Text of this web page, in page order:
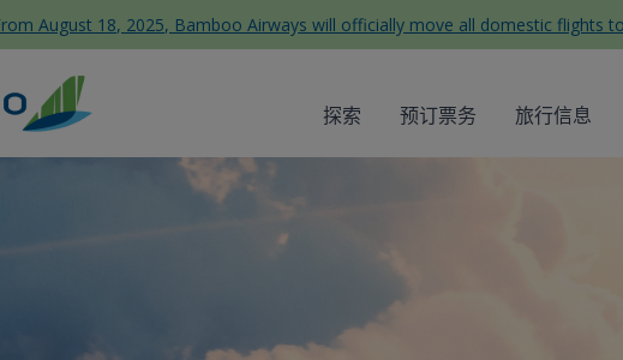
August 18, 2025, Bamboo Airways will officially move all domestic flights
探索 预订票务 旅行信息
Airways